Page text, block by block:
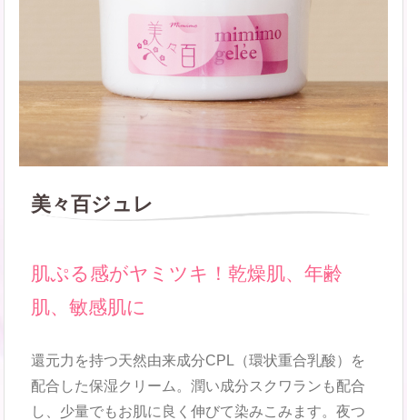
美々百ジュレ
肌ぷる感がヤミツキ！乾燥肌、年齢
肌、敏感肌に
還元力を持つ天然由来成分CPL（環状重合乳酸）を
配合した保湿クリーム。潤い成分スクワランも配合
し、少量でもお肌に良く伸びて染みこみます。夜つ